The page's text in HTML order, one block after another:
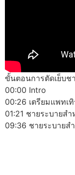
ขั้นตอนการตัดเย็บช
00:00 Intro
00:26 เตรียมแพทเ
01:21 ชายระบายส
09:36 ชายระบายส